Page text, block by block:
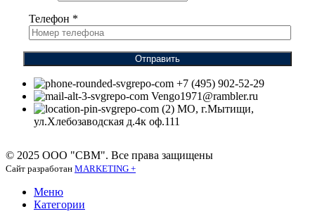
Телефон *
Отправить
+7 (495) 902-52-29
Vengo1971@rambler.ru
МО, г.Мытищи,
ул.Хлебозаводская д.4к оф.111
© 2025 ООО "СВМ". Все права защищены
Сайт разработан MARKETING +
Меню
Категории